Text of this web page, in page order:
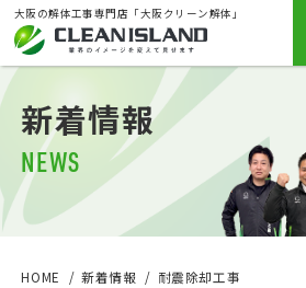
大阪の解体工事専門店「大阪クリーン解体」
新着情報
NEWS
HOME 新着情報 耐震除却工事